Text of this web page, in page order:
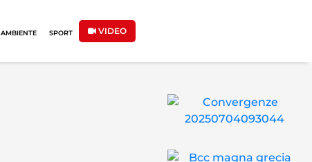
AMBIENTE SPORT VIDEO